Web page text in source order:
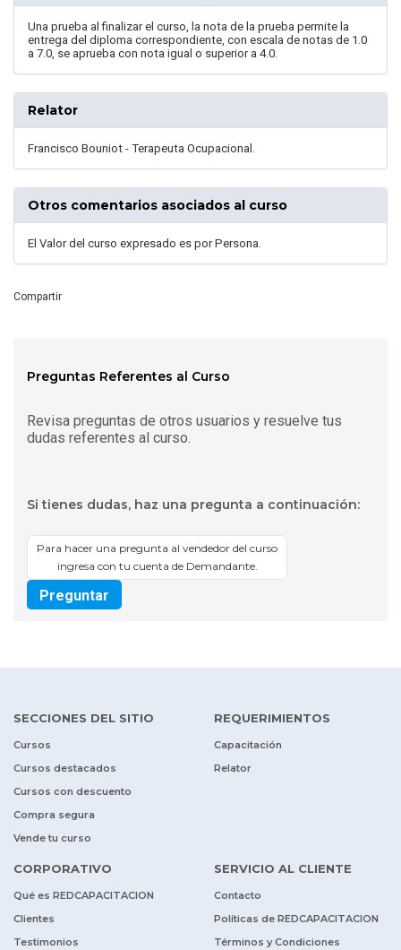
Una prueba al finalizar el curso, la nota de la prueba permite la
entrega del diploma correspondiente, con escala de notas de 1.0
a 7.0, se aprueba con nota igual o superior a 4.0.
Relator
Francisco Bouniot - Terapeuta Ocupacional.
Otros comentarios asociados al curso
El Valor del curso expresado es por Persona.
Compartir
Preguntas Referentes al Curso
Revisa preguntas de otros usuarios y resuelve tus
dudas referentes al curso.
Si tienes dudas, haz una pregunta a continuación:
Para hacer una pregunta al vendedor del curso
ingresa con tu cuenta de Demandante.
Preguntar
SECCIONES DEL SITIO
Cursos
Cursos destacados
Cursos con descuento
Compra segura
Vende tu curso
REQUERIMIENTOS
Capacitación
Relator
CORPORATIVO
Qué es REDCAPACITACION
Clientes
Testimonios
SERVICIO AL CLIENTE
Contacto
Políticas de REDCAPACITACION
Términos y Condiciones